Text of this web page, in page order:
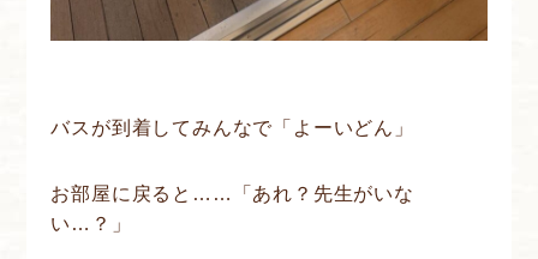
バスが到着してみんなで「よーいどん」
お部屋に戻ると……「あれ？先生がいな
い…？」